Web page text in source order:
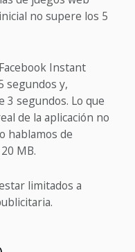
no supere los 5
Instant
segundos y,
segundos. Lo que
de la aplicación no
hablamos de
MB.
limitados a